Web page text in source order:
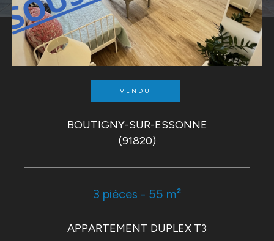
VENDU
BOUTIGNY-SUR-ESSONNE
(91820)
3 pièces - 55 m²
APPARTEMENT DUPLEX T3